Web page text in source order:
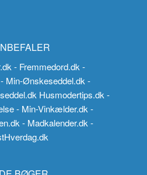
- Fremmedord.dk-
- Min-Ønskeseddel.dk -
Husmodertips.dk-
- Min-Vinkælder.dk-
- Madkalender.dk -